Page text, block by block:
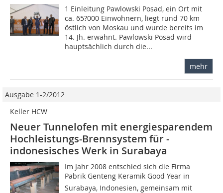
1 Einleitung Pawlowski Posad, ein Ort mit
ca. 65?000 Einwohnern, liegt rund 70 km
östlich von Moskau und wurde bereits im
14. Jh. erwähnt. Pawlowski Posad wird
hauptsächlich durch die...
mehr
Ausgabe 1-2/2012
Keller HCW
Neuer Tunnelofen mit energiesparendem
Hochleistungs-Brennsystem für ­
indonesisches Werk in Surabaya
Im Jahr 2008 entschied sich die Firma
Pabrik Genteng Keramik Good Year in
Surabaya, Indonesien, gemeinsam mit